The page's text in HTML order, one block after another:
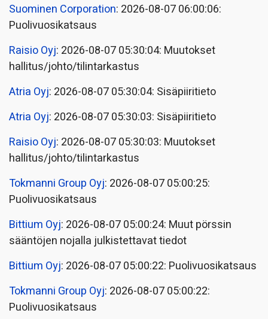
Suominen Corporation: 2026-08-07 06:00:06:
Puolivuosikatsaus
Raisio Oyj: 2026-08-07 05:30:04: Muutokset
hallitus/johto/tilintarkastus
Atria Oyj: 2026-08-07 05:30:04: Sisäpiiritieto
Atria Oyj: 2026-08-07 05:30:03: Sisäpiiritieto
Raisio Oyj: 2026-08-07 05:30:03: Muutokset
hallitus/johto/tilintarkastus
Tokmanni Group Oyj: 2026-08-07 05:00:25:
Puolivuosikatsaus
Bittium Oyj: 2026-08-07 05:00:24: Muut pörssin
sääntöjen nojalla julkistettavat tiedot
Bittium Oyj: 2026-08-07 05:00:22: Puolivuosikatsaus
Tokmanni Group Oyj: 2026-08-07 05:00:22:
Puolivuosikatsaus